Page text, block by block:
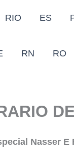
RIO ES
RN RO
Nasser E